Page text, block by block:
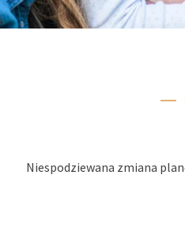
Niespodziewana zmiana